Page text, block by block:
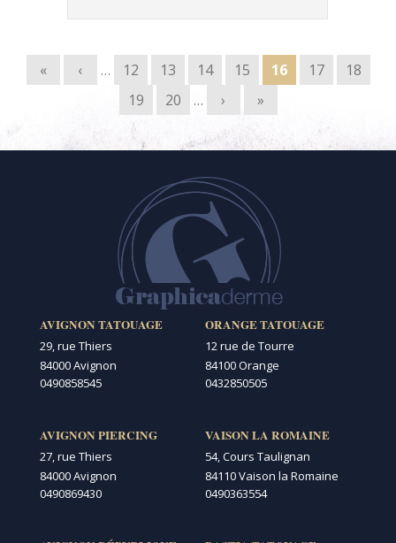
Pages
« ‹ … 12 13 14 15 16 17
18
19
20 … › »
AVIGNON TATOUAGE
29, rue Thiers
84000 Avignon
0490858545
AVIGNON PIERCING
27, rue Thiers
84000 Avignon
0490869430
ORANGE TATOUAGE
12 rue de Tourre
84100 Orange
0432850505
VAISON LA ROMAINE
54, Cours Taulignan
84110 Vaison la Romaine
0490363554